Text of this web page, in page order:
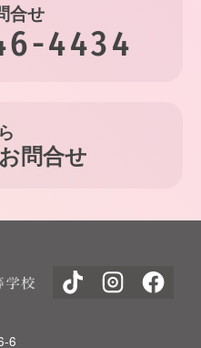
合せ
4434
問合せ
6